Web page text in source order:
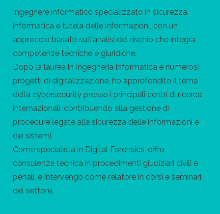
Ingegnere informatico specializzato in sicurezza
informatica e tutela delle informazioni, con un
approccio basato sull'analisi del rischio che integra
competenze tecniche e giuridiche.
Dopo la laurea in Ingegneria Informatica e numerosi
progetti di digitalizzazione, ho approfondito il tema
della cybersecurity presso i principali centri di ricerca
internazionali, contribuendo alla gestione di
procedure legate alla sicurezza delle informazioni e
dei sistemi.
Come specialista in Digital Forensics, offro
consulenza tecnica in procedimenti giudiziari civili e
penali, e intervengo come relatore in corsi e seminari
del settore.